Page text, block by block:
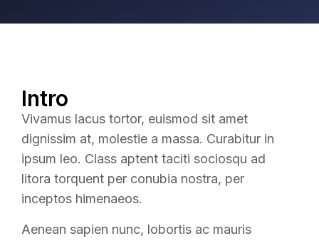
Intro
Vivamus lacus tortor, euismod sit amet
dignissim at, molestie a massa. Curabitur in
ipsum leo. Class aptent taciti sociosqu ad
litora torquent per conubia nostra, per
inceptos himenaeos.
Aenean sapien nunc, lobortis ac mauris